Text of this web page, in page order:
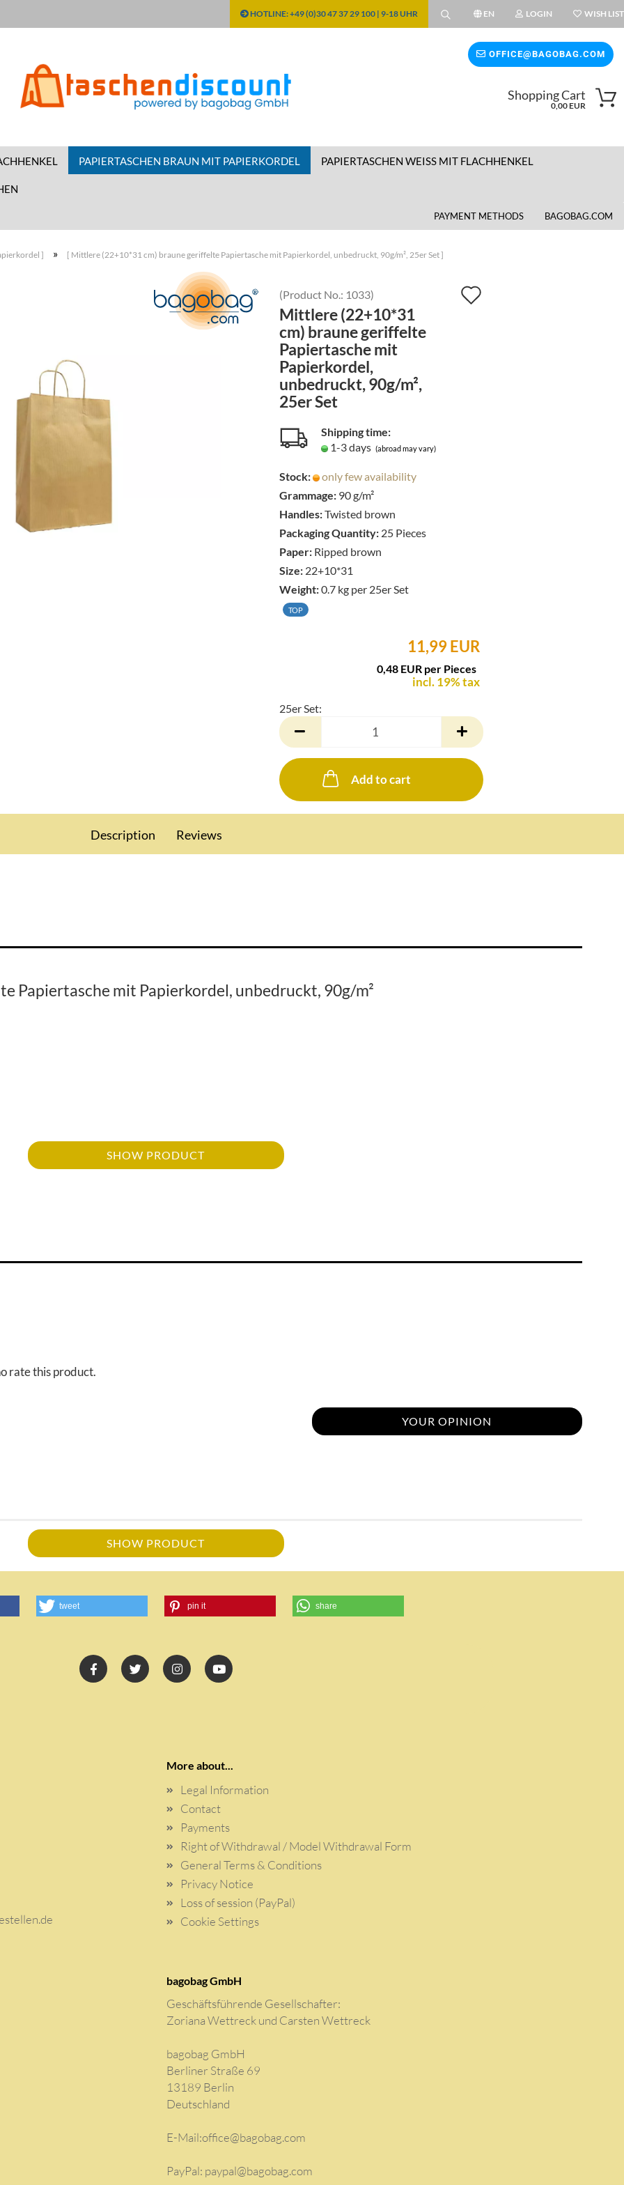
HOTLINE: +49 (0)30 47 37 29 100 | 9-18 UHR EN
Supplier country
LOGIN WISH LIST
OFFICE@BAGOBAG.COM
Shopping Cart
0,00 EUR
PAPIERTASCHEN BRAUN MIT PAPIERKORDEL PAPIERTASCHEN WEISS MIT FLACHHENKEL
PAYMENT METHODS BAGOBAG.COM
] » [ Mittlere (22+10*31 cm) braune geriffelte Papiertasche mit Papierkordel, unbedruckt, 90g/m², 25er Set ]
(Product No.: 1033)
Mittlere (22+10*31
cm) braune geriffelte
Papiertasche mit
Papierkordel,
unbedruckt, 90g/m²,
25er Set
Shipping time:
1-3 days (abroad may vary)
Stock:
only few availability
Grammage: 90 g/m²
Handles:Twisted brown
Packaging Quantity: 25 Pieces
Paper: Ripped brown
Size: 22+10*31
Weight:0.7kg per 25er Set
TOP
11,99 EUR
0,48 EUR per Pieces
incl. 19% tax
25er Set:
25er
Set
Add to cart
Description Reviews
Papiertasche mit Papierkordel, unbedruckt, 90g/m²
SHOW PRODUCT
rate this product.
YOUR OPINION
SHOW PRODUCT
tweet pin it share
More about...
Legal Information
Contact
Payments
Right of Withdrawal / Model Withdrawal Form
General Terms & Conditions
Privacy Notice
Loss of session (PayPal)
Cookie Settings
bagobag GmbH
Geschäftsführende Gesellschafter:
Zoriana Wettreck und Carsten Wettreck
bagobag GmbH
Berliner Straße 69
13189 Berlin
Deutschland
E-Mail:office@bagobag.com
PayPal: paypal@bagobag.com